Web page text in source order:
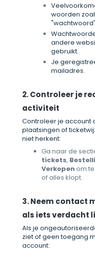
woorden
andere
gebruikt.
Je
mailadres.
2. Controleer je
activiteit
Controleer je account
plaatsingen of
niet herkent:
Ga naar de
tickets,
Verkopenom
of alles klopt.
3. Neem contact
als iets verdacht
Als je
ziet of geen toegang
account: